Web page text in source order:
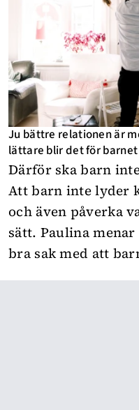
Ju bättre relationen är
lättare blir det för
Därför ska barn
Att barn inte lyder
och även påverka
sätt. Paulina
bra sak med att